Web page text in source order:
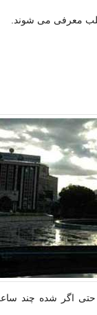
معرفی می شوند.
اگر شده چند